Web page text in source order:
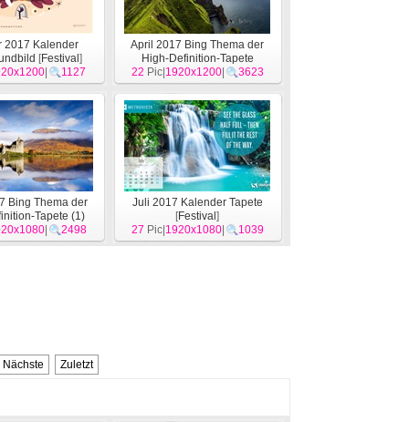
2017 Kalender
[Festival ]
1127
April 2017 Bing Thema der
High-Definition-Tapete
[System]
22 Pic| 1920x1200| 3623
Bing Thema der
Tapete (1)
[System] | 2498
Juli 2017 Kalender Tapete
[Festival ]
27 Pic| 1920x1080| 1039
Nächste Zuletzt